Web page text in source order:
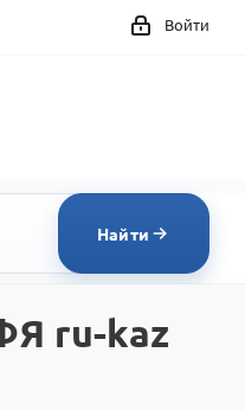
Войти
Найти
ru-kaz